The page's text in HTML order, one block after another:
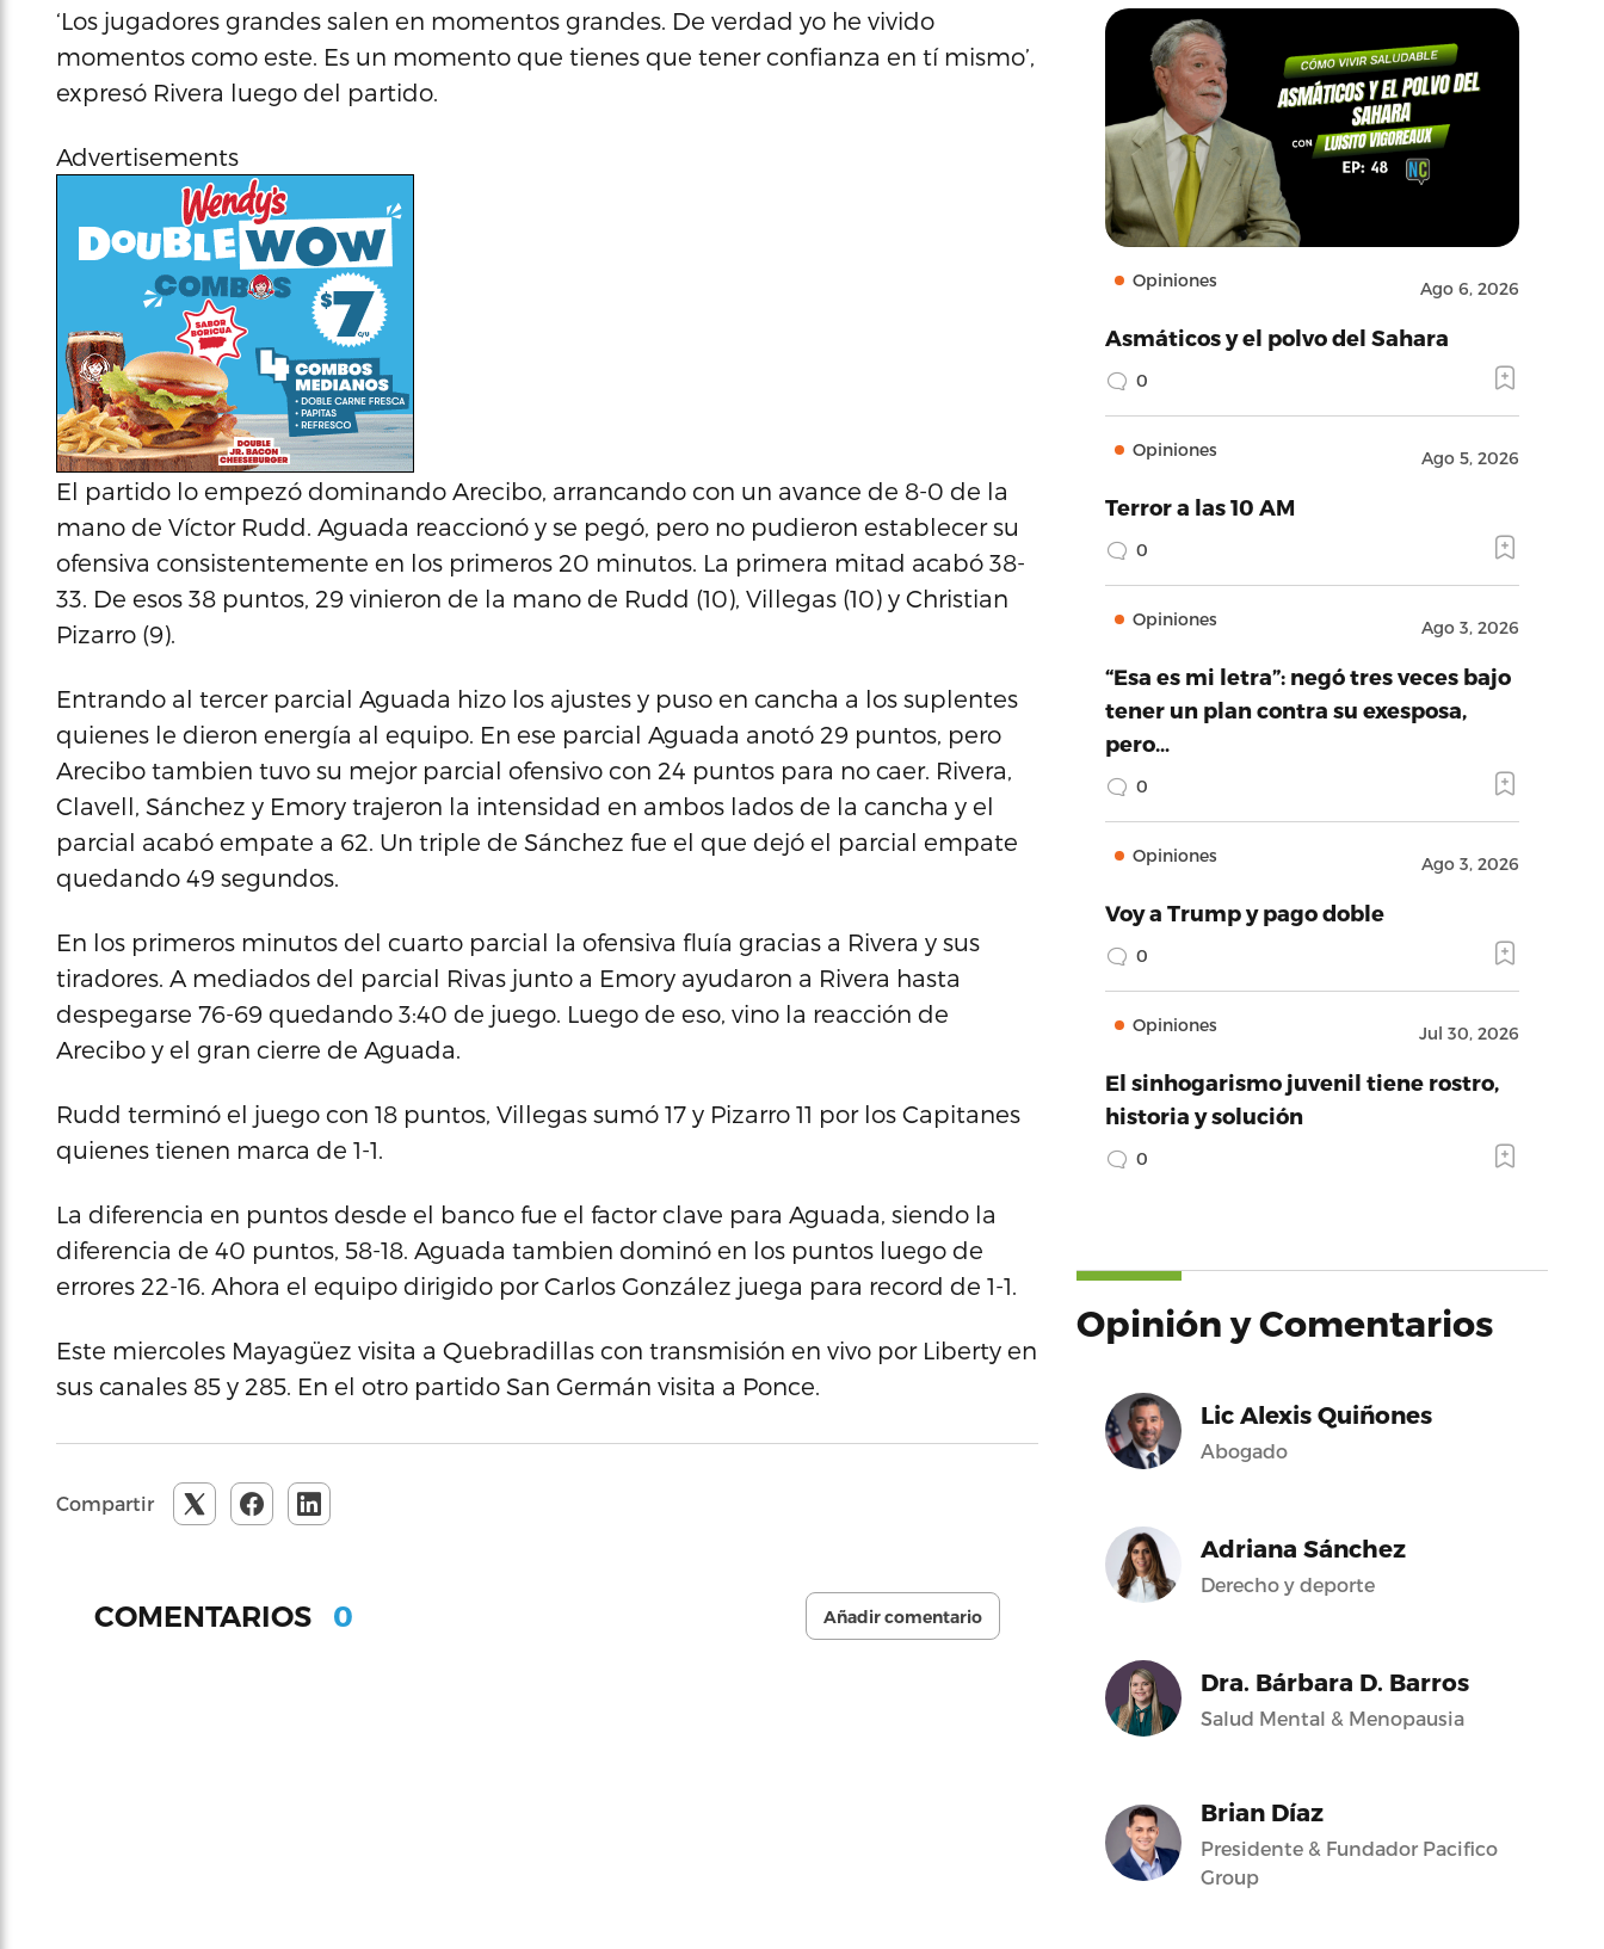
‘Los jugadores grandes salen en momentos grandes. De verdad yo he vivido
momentos como este. Es un momento que tienes que tener confianza en tí mismo’,
expresó Rivera luego del partido.
Advertisements
El partido lo empezó dominando Arecibo, arrancando con un avance de 8-0 de la
mano de Víctor Rudd. Aguada reaccionó y se pegó, pero no pudieron establecer su
ofensiva consistentemente en los primeros 20 minutos. La primera mitad acabó 38-
33. De esos 38 puntos, 29 vinieron de la mano de Rudd (10), Villegas (10) y Christian
Pizarro (9).
Entrando al tercer parcial Aguada hizo los ajustes y puso en cancha a los suplentes
quienes le dieron energía al equipo. En ese parcial Aguada anotó 29 puntos, pero
Arecibo tambien tuvo su mejor parcial ofensivo con 24 puntos para no caer. Rivera,
Clavell, Sánchez y Emory trajeron la intensidad en ambos lados de la cancha y el
parcial acabó empate a 62. Un triple de Sánchez fue el que dejó el parcial empate
quedando 49 segundos.
En los primeros minutos del cuarto parcial la ofensiva fluía gracias a Rivera y sus
tiradores. A mediados del parcial Rivas junto a Emory ayudaron a Rivera hasta
despegarse 76-69 quedando 3:40 de juego. Luego de eso, vino la reacción de
Arecibo y el gran cierre de Aguada.
Rudd terminó el juego con 18 puntos, Villegas sumó 17 y Pizarro 11 por los Capitanes
quienes tienen marca de 1-1.
La diferencia en puntos desde el banco fue el factor clave para Aguada, siendo la
diferencia de 40 puntos, 58-18. Aguada tambien dominó en los puntos luego de
errores 22-16. Ahora el equipo dirigido por Carlos González juega para record de 1-1.
Este miercoles Mayagüez visita a Quebradillas con transmisión en vivo por Liberty en
sus canales 85 y 285. En el otro partido San Germán visita a Ponce.
Compartir
COMENTARIOS 0 Añadir comentario
Opiniones Ago 6, 2026
Asmáticos y el polvo del Sahara
0
Opiniones Ago 5, 2026
Terror a las 10 AM
0
Opiniones Ago 3, 2026
“Esa es mi letra”: negó tres veces bajo
tener un plan contra su exesposa,
pero…
0
Opiniones Ago 3, 2026
Voy a Trump y pago doble
0
Opiniones Jul 30, 2026
El sinhogarismo juvenil tiene rostro,
historia y solución
0
Opinión y Comentarios
Lic Alexis Quiñones
Abogado
Adriana Sánchez
Derecho y deporte
Dra. Bárbara D. Barros
Salud Mental & Menopausia
Brian Díaz
Presidente & Fundador Pacifico
Group